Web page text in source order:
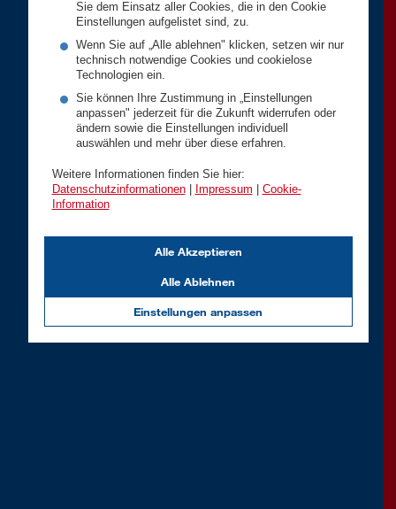
Sie dem Einsatz aller Cookies, die in den Cookie
Einstellungen aufgelistet sind, zu.
Wenn Sie auf „Alle ablehnen" klicken, setzen wir nur
technisch notwendige Cookies und cookielose
Technologien ein.
Sie können Ihre Zustimmung in „Einstellungen
anpassen" jederzeit für die Zukunft widerrufen oder
ändern sowie die Einstellungen individuell
auswählen und mehr über diese erfahren.
Weitere Informationen finden Sie hier:
Datenschutzinformationen| Impressum
Cookie-
Information
Einstellungen anpassen
Alle Ablehnen
Alle Akzeptieren